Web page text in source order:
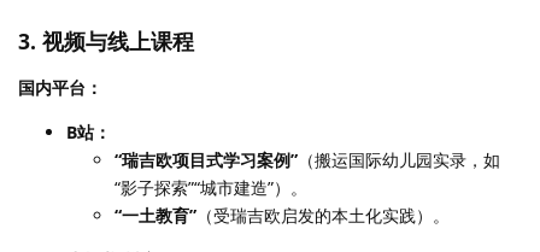
3. 视频与线上课程
国内平台：
B站：
“瑞吉欧项目式学习案例” （搬运国际幼儿园实录，如
“影子探索”“城市建造”）。
“一土教育” （受瑞吉欧启发的本土化实践）。